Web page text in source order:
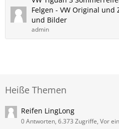
Felgen - VW Original
und Bilder
admin
Heiße Themen
Reifen LingLong
0 Antworten, 6.373 Zugriffe, Vor